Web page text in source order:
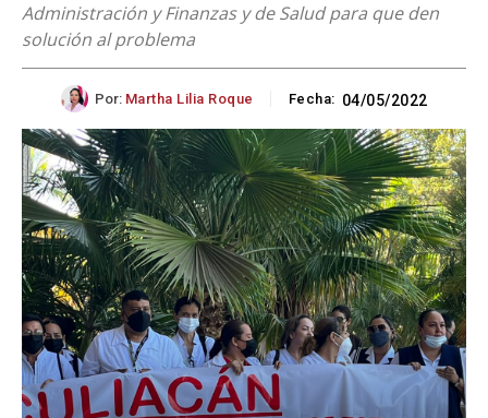
Administración y Finanzas y de Salud para que den
solución al problema
Por: Martha Lilia Roque Fecha: 04/05/2022